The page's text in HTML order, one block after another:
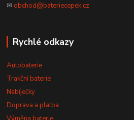
✉ obchod@bateriecepek.cz
Rychlé odkazy
Autobaterie
Trakční baterie
Nabíječky
Doprava a platba